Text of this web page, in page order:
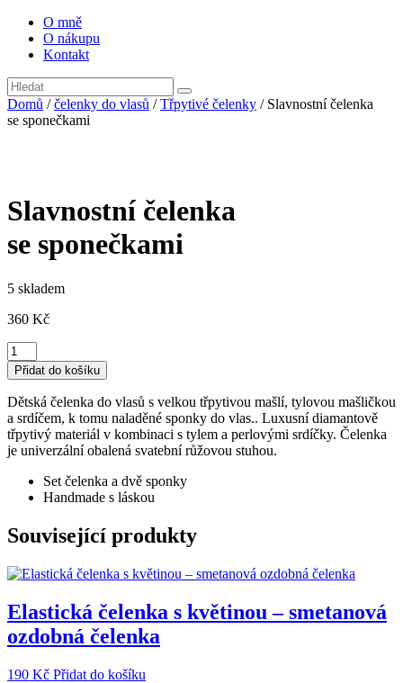
O mně
O nákupu
Kontakt
Domů /čelenky do vlasů /Třpytivé čelenky / Slavnostní čelenka
se sponečkami
Slavnostní čelenka
se sponečkami
5 skladem
360 Kč
Slavnostní
čelenka
se
sponečkami
množství
Přidat do košíku
Dětská čelenka do vlasů s velkou třpytivou mašlí, tylovou mašličkou
a srdíčem, k tomu naladěné sponky do vlas.. Luxusní diamantově
třpytivý materiál v kombinaci s tylem a perlovými srdíčky. Čelenka
je univerzální obalená svatební růžovou stuhou.
Set čelenka a dvě sponky
Handmade s láskou
Související produkty
Elastická čelenka s květinou – smetanová
ozdobná čelenka
190 Kč Přidat do košíku